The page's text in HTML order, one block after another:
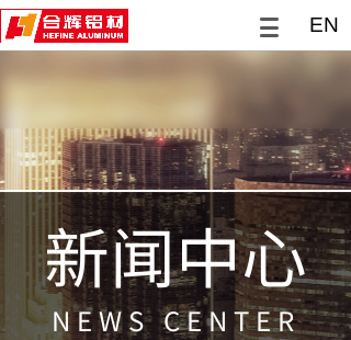
EN
新闻中心
NEWS CENTER